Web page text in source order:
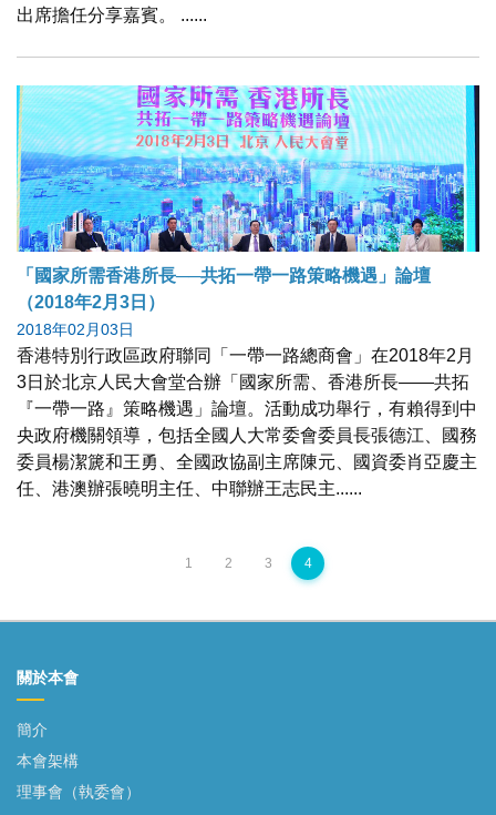
出席擔任分享嘉賓。 ......
「國家所需香港所長──共拓一帶一路策略機遇」論壇
（2018年2月3日）
2018年02月03日
香港特別行政區政府聯同「一帶一路總商會」在2018年2月
3日於北京人民大會堂合辦「國家所需、香港所長——共拓
『一帶一路』策略機遇」論壇。活動成功舉行，有賴得到中
央政府機關領導，包括全國人大常委會委員長張德江、國務
委員楊潔篪和王勇、全國政協副主席陳元、國資委肖亞慶主
任、港澳辦張曉明主任、中聯辦王志民主......
1 2 3 4
關於本會
簡介
本會架構
理事會（執委會）